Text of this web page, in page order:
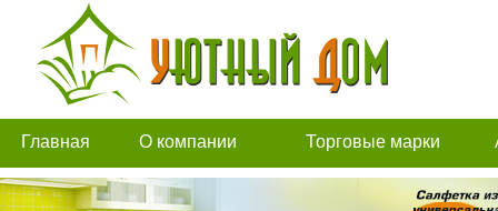
Главная О компании Торговые марки